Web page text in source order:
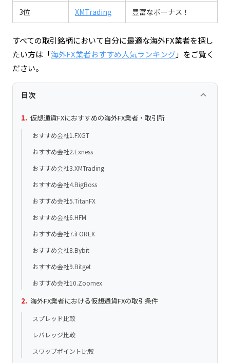
3位 XMTrading 豊富なボーナス！
すべての取引銘柄において自分に最適な海外FX業者を探し
たい方は「海外FX業者おすすめ人気ランキング」をご覧く
ださい。
目次 keyboard_arrow_up
仮想通貨FXにおすすめの海外FX業者・取引所
おすすめ会社1.FXGT
おすすめ会社2.Exness
おすすめ会社3.XMTrading
おすすめ会社4.BigBoss
おすすめ会社5.TitanFX
おすすめ会社6.HFM
おすすめ会社7.iFOREX
おすすめ会社8.Bybit
おすすめ会社9.Bitget
おすすめ会社10.Zoomex
海外FX業者における仮想通貨FXの取引条件
スプレッド比較
レバレッジ比較
スワップポイント比較